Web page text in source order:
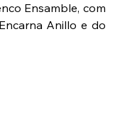
Ensamble, com
Anillo e do